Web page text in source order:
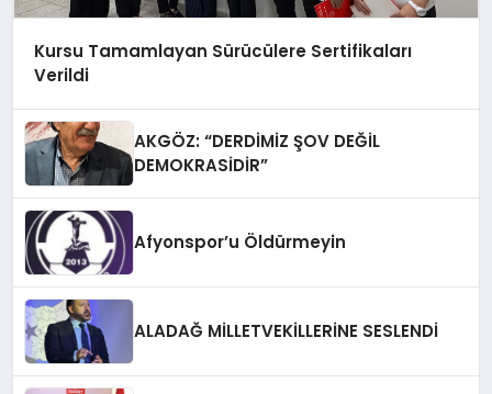
Kursu Tamamlayan Sürücülere Sertifikaları
Verildi
AKGÖZ: “DERDİMİZ ŞOV DEĞİL
DEMOKRASİDİR”
Afyonspor’u Öldürmeyin
ALADAĞ MİLLETVEKİLLERİNE SESLENDİ